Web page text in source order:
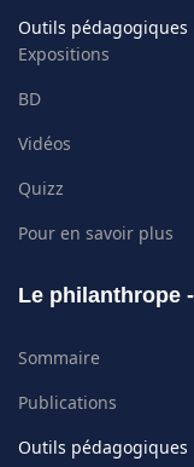
Outils pédagogiques
Expositions
BD
Vidéos
Quizz
Pour en savoir plus
Le philanthrope
Sommaire
Publications
Outils pédagogiques